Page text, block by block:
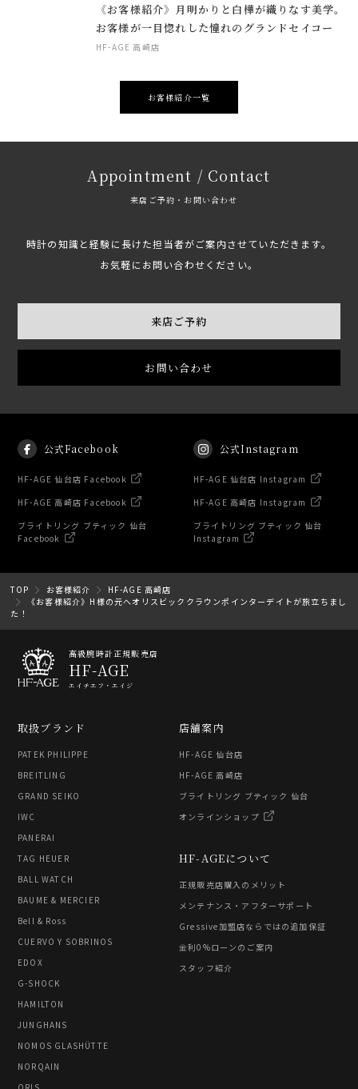
《お客様紹介》月明かりと白樺が織りなす美学。
お客様が一目惚れした憧れのグランドセイコー
HF-AGE 高崎店
お客様紹介一覧
Appointment / Contact
来店ご予約・お問い合わせ
時計の知識と経験に長けた担当者がご案内させていただきます。
お気軽にお問い合わせください。
来店ご予約
お問い合わせ
公式Facebook
HF-AGE 仙台店 Facebook
HF-AGE 高崎店 Facebook
ブライトリング ブティック 仙台
Facebook
公式Instagram
HF-AGE 仙台店 Instagram
HF-AGE 高崎店 Instagram
ブライトリング ブティック 仙台
Instagram
TOP お客様紹介
HF-AGE 高崎店
《お客様紹介》H様の元へオリスビッククラウンポインターデイトが旅立ちまし
た！
高級腕時計正規販売店
HF-AGE
エイチエフ・エイジ
取扱ブランド
PATEK PHILIPPE
BREITLING
GRAND SEIKO
IWC
PANERAI
TAG HEUER
BALL WATCH
BAUME & MERCIER
Bell & Ross
CUERVO Y SOBRINOS
EDOX
G-SHOCK
HAMILTON
JUNGHANS
NOMOS GLASHÜTTE
NORQAIN
HF-AGEについて
正規販売店購入のメリット
メンテナンス・アフターサポート
Gressive加盟店ならではの追加保証
金利0%ローンのご案内
スタッフ紹介
店舗案内
HF-AGE 仙台店
HF-AGE 高崎店
ブライトリング ブティック 仙台
オンラインショップ